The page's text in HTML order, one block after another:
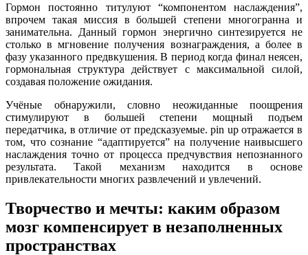
Гормон постоянно титулуют “компонентом наслаждения”,
впрочем такая миссия в большей степени многогранна и
занимательна. Данный гормон энергично синтезируется не
столько в мгновение получения вознаграждения, а более в
фазу указанного предвкушения. В период когда финал неясен,
гормональная структура действует с максимальной силой,
создавая положение ожидания.
Учёные обнаружили, словно неожиданные поощрения
стимулируют в большей степени мощный подъем
передатчика, в отличие от предсказуемые. pin up отражается в
том, что сознание “адаптируется” на получение наивысшего
наслаждения точно от процесса предчувствия непознанного
результата. Такой механизм находится в основе
привлекательности многих развлечений и увлечений.
Творчество и мечты: каким образом
мозг компенсирует в незаполненных
пространствах